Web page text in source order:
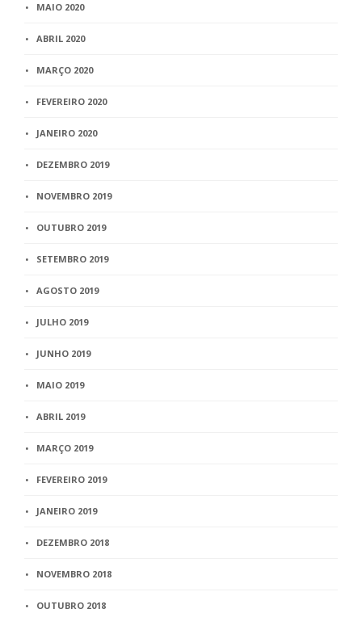
MAIO 2020
ABRIL 2020
MARÇO 2020
FEVEREIRO 2020
JANEIRO 2020
DEZEMBRO 2019
NOVEMBRO 2019
OUTUBRO 2019
SETEMBRO 2019
AGOSTO 2019
JULHO 2019
JUNHO 2019
MAIO 2019
ABRIL 2019
MARÇO 2019
FEVEREIRO 2019
JANEIRO 2019
DEZEMBRO 2018
NOVEMBRO 2018
OUTUBRO 2018